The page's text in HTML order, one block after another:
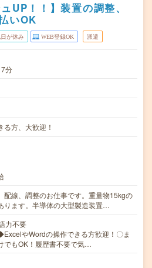
UP！！】装置の調整、
いOK
が休み WEB登録OK 派遣
分
方、大歓迎！
配線、調整のお仕事です。重量物15kgの
ります。半導体の大型製造装置…
力不要
やWordの操作できる方歓迎！〇ま
でもOK！履歴書不要で気…